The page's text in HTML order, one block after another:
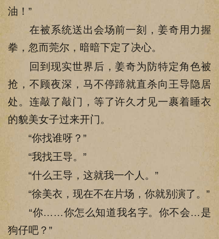
油！”
在被系统送出会场前一刻，姜奇用力握
拳，忽而莞尔，暗暗下定了决心。
回到现实世界后，姜奇为防特定角色被
抢，不顾夜深，马不停蹄就直杀向王导隐居
处。连敲了敲门，等了许久才见一裹着睡衣
的貌美女子过来开门。
“你找谁呀？”
“我找王导。”
“什么王导，这就我一个人。”
“徐美衣，现在不在片场，你就别演了。”
“你……你怎么知道我名字。你不会…是
狗仔吧？”